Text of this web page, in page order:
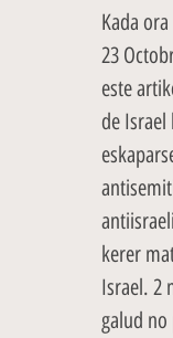
Kada
23
este
de Israel
kerer
Israel. 2
galud